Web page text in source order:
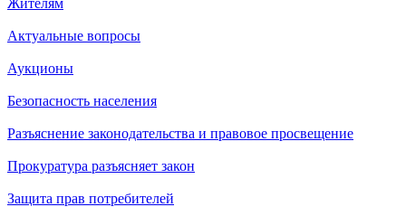
Жителям
Актуальные вопросы
Аукционы
Безопасность населения
Разъяснение законодательства и правовое просвещение
Прокуратура разъясняет закон
Защита прав потребителей